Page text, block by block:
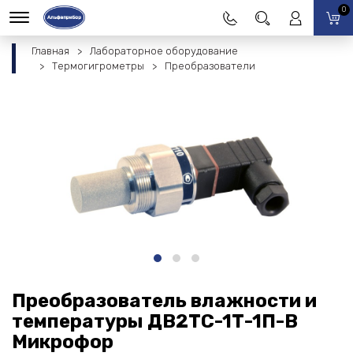
0
Главная
Лабораторное оборудование
Термогигрометры
Преобразователи
Преобразователь влажности и
температуры ДВ2ТС-1Т-1П-В
Микрофор